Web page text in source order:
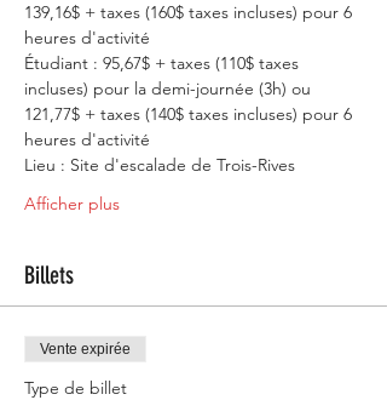
139,16$ + taxes (160$ taxes incluses) pour 6
heures d'activité
Étudiant : 95,67$ + taxes (110$ taxes
incluses) pour la demi-journée (3h) ou
121,77$ + taxes (140$ taxes incluses) pour 6
heures d'activité
Lieu : Site d'escalade de Trois-Rives
Afficher plus
Billets
Vente expirée
Type de billet